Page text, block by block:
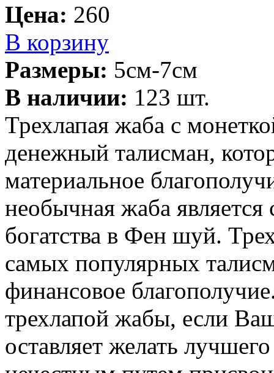
Цена: 260
В корзину
Размеры: 5см-7см
В наличии: 123 шт.
Трехлапая жаба с
денежный талисман,
материальное
необычная жаба
богатства в Фен шуй.
самых популярных
финансовое
трехлапой жабы, если
оставляет желать